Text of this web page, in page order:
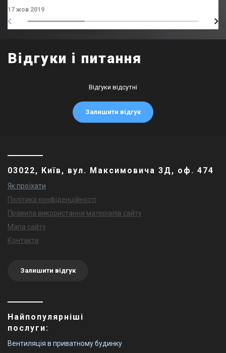
17 жов 2019
Відгуки і питання
Відгуки відсутні
Залишити відгук
03022, Київ, вул. Максимовича 3Д, оф. 474
Як проїхати
Політика конфіденційності
Правила використання матеріалів сайту
Мапа сайту
Контакти
Залишити відгук
Найпопулярніші
послуги:
Вентиляція в приватному будинку